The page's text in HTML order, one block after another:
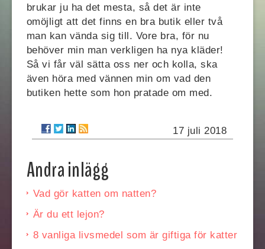
brukar ju ha det mesta, så det är inte
omöjligt att det finns en bra butik eller två
man kan vända sig till. Vore bra, för nu
behöver min man verkligen ha nya kläder!
Så vi får väl sätta oss ner och kolla, ska
även höra med vännen min om vad den
butiken hette som hon pratade om med.
17 juli 2018
Andra inlägg
Vad gör katten om natten?
Är du ett lejon?
8 vanliga livsmedel som är giftiga för katter